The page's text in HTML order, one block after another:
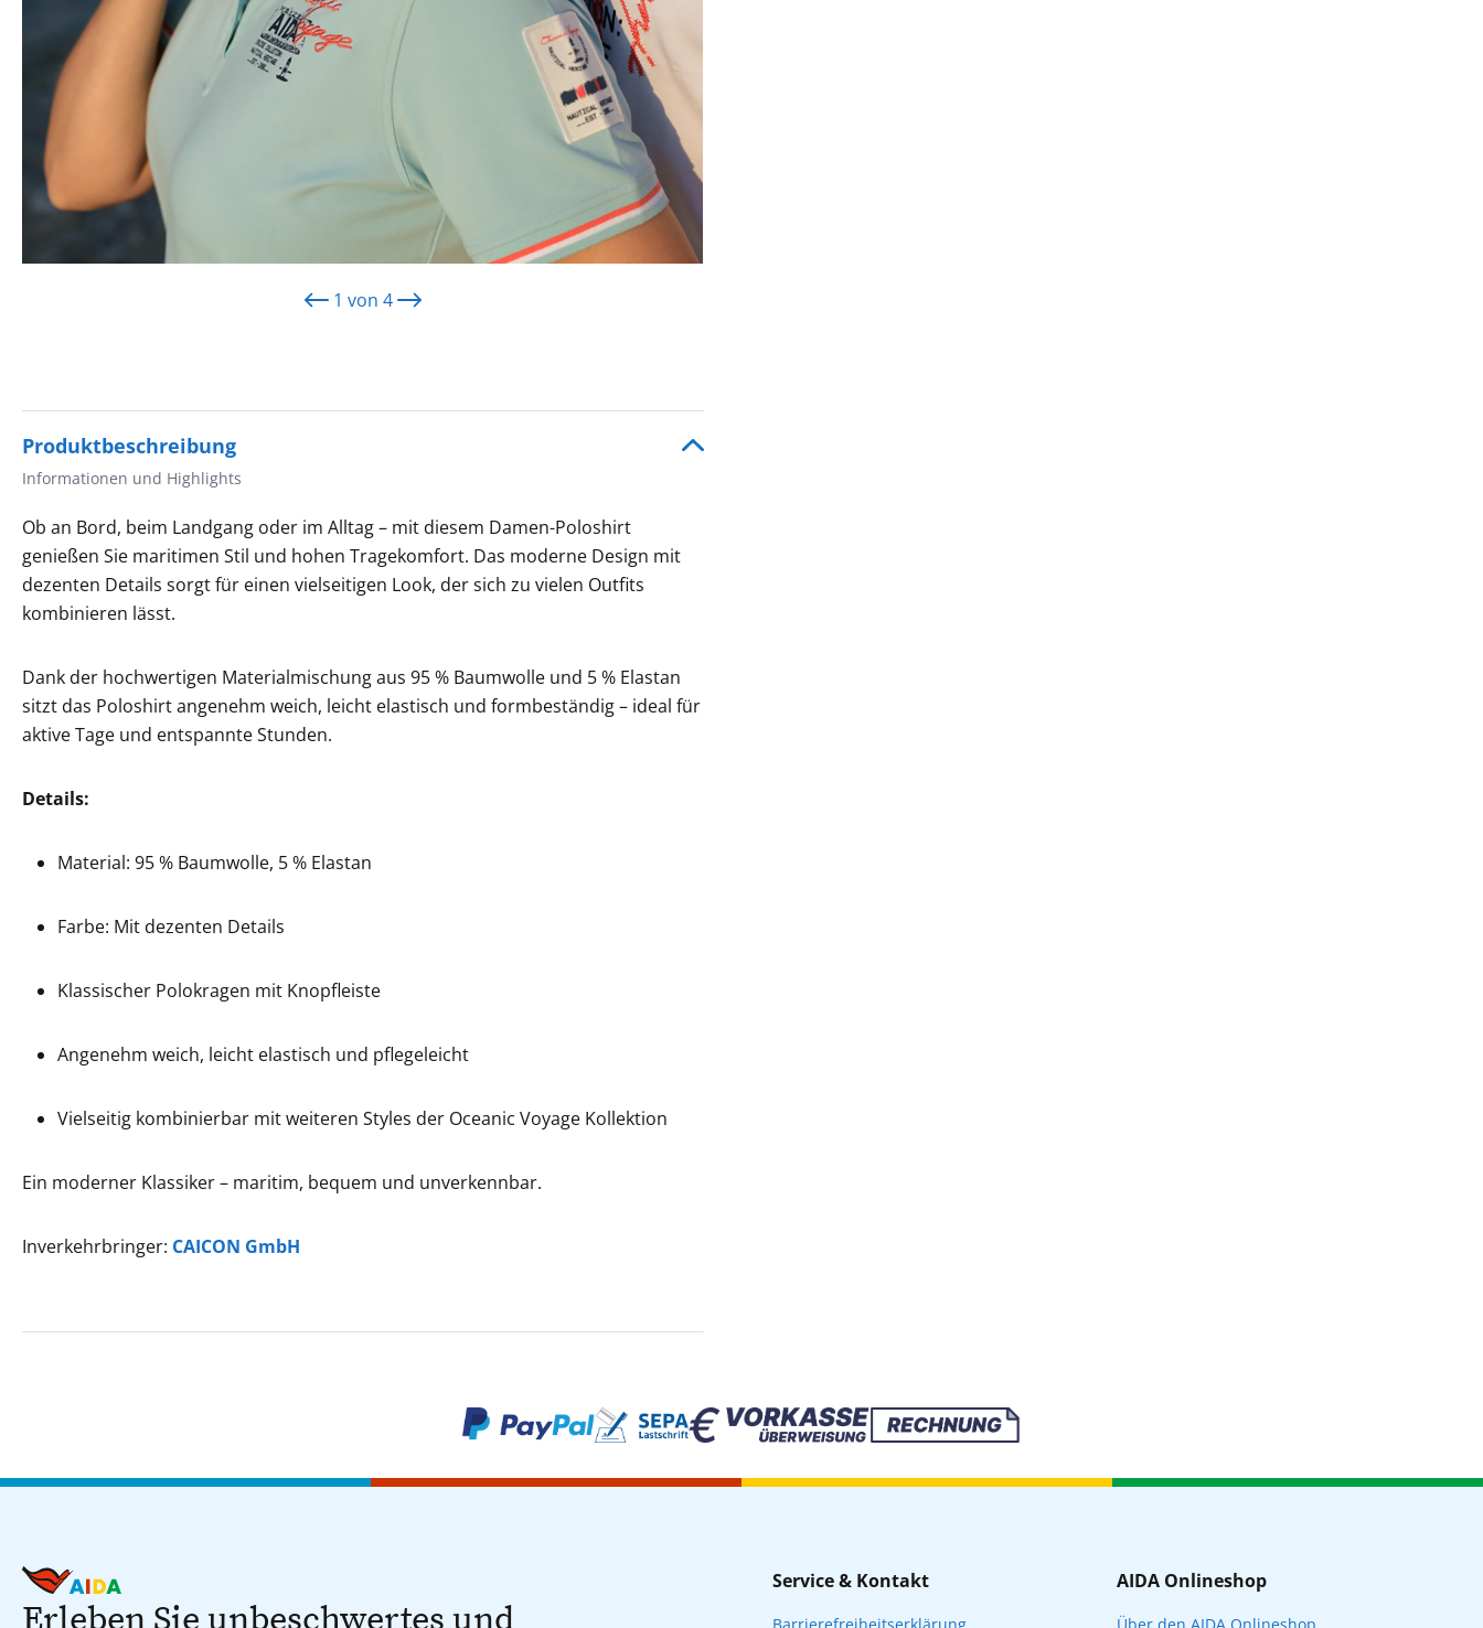
1 von 4
Produktbeschreibung
Informationen und Highlights
Ob an Bord, beim Landgang oder im Alltag – mit diesem Damen-Poloshirt
genießen Sie maritimen Stil und hohen Tragekomfort. Das moderne Design mit
dezenten Details sorgt für einen vielseitigen Look, der sich zu vielen Outfits
kombinieren lässt.
Dank der hochwertigen Materialmischung aus 95 % Baumwolle und 5 % Elastan
sitzt das Poloshirt angenehm weich, leicht elastisch und formbeständig – ideal für
aktive Tage und entspannte Stunden.
Details:
Material: 95 % Baumwolle, 5 % Elastan
Farbe: Mit dezenten Details
Klassischer Polokragen mit Knopfleiste
Angenehm weich, leicht elastisch und pflegeleicht
Vielseitig kombinierbar mit weiteren Styles der Oceanic Voyage Kollektion
Ein moderner Klassiker – maritim, bequem und unverkennbar.
Inverkehrbringer: CAICON GmbH
Service & Kontakt AIDA Onlineshop